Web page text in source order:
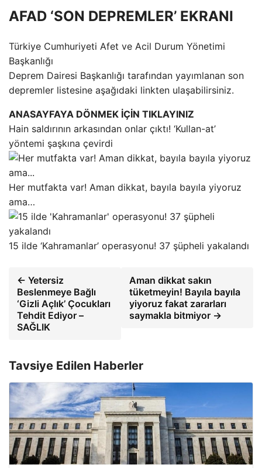
AFAD ‘SON DEPREMLER’ EKRANI
Türkiye Cumhuriyeti Afet ve Acil Durum Yönetimi
Başkanlığı
Deprem Dairesi Başkanlığı tarafından yayımlanan son
depremler listesine aşağıdaki linkten ulaşabilirsiniz.
ANASAYFAYA DÖNMEK İÇİN TIKLAYINIZ
Hain saldırının arkasından onlar çıktı! ‘Kullan-at’
yöntemi şaşkına çevirdi
Her mutfakta var! Aman dikkat, bayıla bayıla yiyoruz
ama…
15 ilde ‘Kahramanlar’ operasyonu! 37 şüpheli yakalandı
← Yetersiz
Beslenmeye Bağlı
‘Gizli Açlık’ Çocukları
Tehdit Ediyor –
SAĞLIK
Aman dikkat sakın
tüketmeyin! Bayıla bayıla
yiyoruz fakat zararları
saymakla bitmiyor →
Tavsiye Edilen Haberler